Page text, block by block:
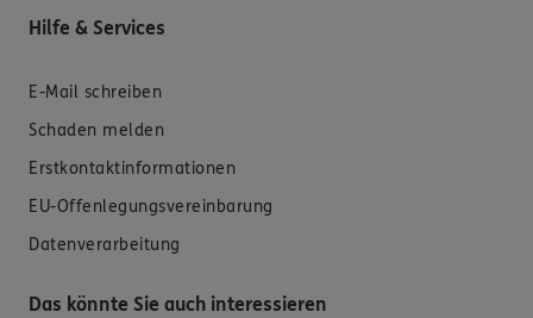
Hilfe & Services
E-Mail schreiben
Schaden melden
Erstkontaktinformationen
EU-Offenlegungsvereinbarung
Datenverarbeitung
Das könnte Sie auch interessieren